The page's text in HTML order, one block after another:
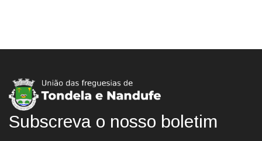
Subscreva o nosso boletim